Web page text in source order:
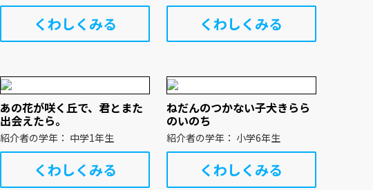
くわしくみる くわしくみる
あの花が咲く丘で、君とまた
出会えたら。
紹介者の学年： 中学1年生
くわしくみる
ねだんのつかない子犬きらら
のいのち
紹介者の学年： 小学6年生
くわしくみる